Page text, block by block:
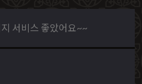
서비스 좋았어요~~